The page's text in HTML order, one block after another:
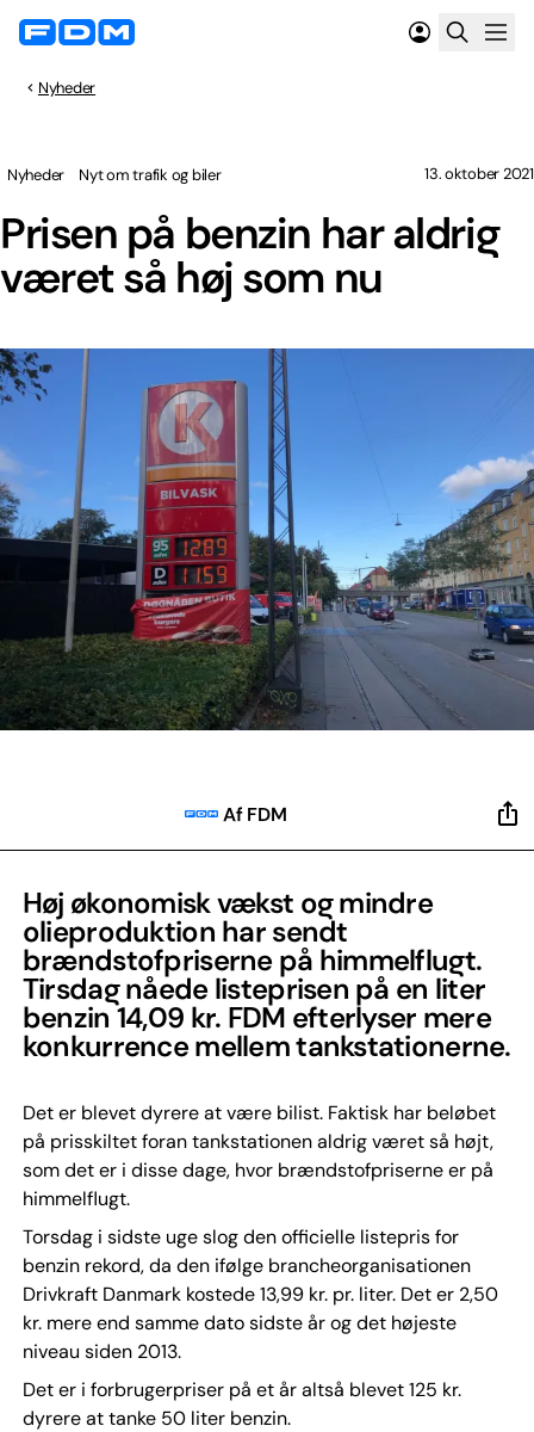
Nyheder
Prisen på benzin har aldrig
været så høj som nu
Nyheder Nyt om trafik og biler 13. oktober 2021
Af FDM
Høj økonomisk vækst og mindre
olieproduktion har sendt
brændstofpriserne på himmelflugt.
Tirsdag nåede listeprisen på en liter
benzin 14,09 kr. FDM efterlyser mere
konkurrence mellem tankstationerne.
Det er blevet dyrere at være bilist. Faktisk har beløbet
på prisskiltet foran tankstationen aldrig været så højt,
som det er i disse dage, hvor brændstofpriserne er på
himmelflugt.
Torsdag i sidste uge slog den officielle listepris for
benzin rekord, da den ifølge brancheorganisationen
Drivkraft Danmark kostede 13,99 kr. pr. liter. Det er 2,50
kr. mere end samme dato sidste år og det højeste
niveau siden 2013.
Det er i forbrugerpriser på et år altså blevet 125 kr.
dyrere at tanke 50 liter benzin.